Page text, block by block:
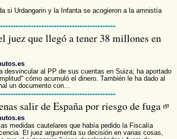
si Urdangarin y la Infanta se acogieron a la amnistía
juez que llegó a tener 38 millones en
desvincular al PP de sus cuentas en Suiza; ha aportado
cómo acumuló el dinero. También le ha dado al
un documento con...
salir de España por riesgo de fuga
medidas cautelares que había pedido la Fiscalía
El juez argumenta su decisión en varias cosas,